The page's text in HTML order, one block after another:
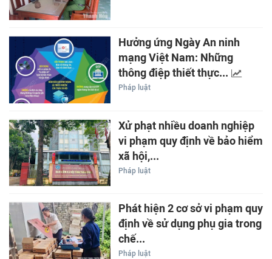
Hưởng ứng Ngày An ninh
mạng Việt Nam: Những
thông điệp thiết thực...
Pháp luật
Xử phạt nhiều doanh nghiệp
vi phạm quy định về bảo hiểm
xã hội,...
Pháp luật
Phát hiện 2 cơ sở vi phạm quy
định về sử dụng phụ gia trong
chế...
Pháp luật